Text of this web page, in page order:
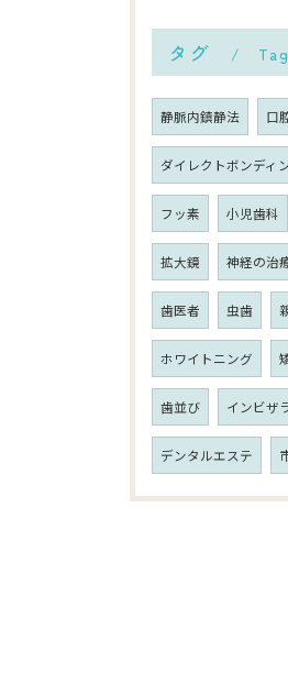
タグ
静脈内鎮静法 口
ダイレクトボンディ
フッ素 小児歯科
拡大鏡 神経の治
歯医者 虫歯
ホワイトニング
歯並び インビザ
デンタルエステ